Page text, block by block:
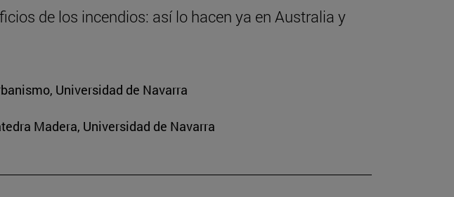
de los incendios: así lo hacen ya en Australia y
Universidad de Navarra
Madera, Universidad de Navarra